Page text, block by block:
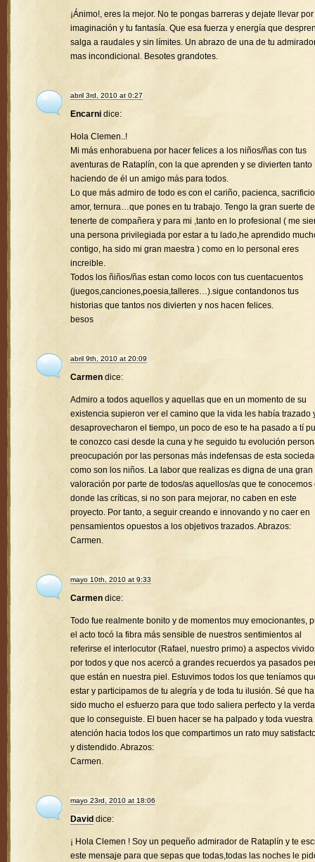
¡Ánimo!, eres la mejor. No te pongas barreras y dejate llevar por
imaginación y tu fantasía. Que esa fuerza y energía que
salga a raudales y sin límites. Un abrazo de una de tu
mas incondicional. Besotes grandotes.
abril 3rd, 2010 at 0:27
Encarni dice:
Hola Clemen..!
Mi más enhorabuena por hacer felices a los niños/ñas con tus
aventuras de Rataplín, con la que aprenden y se divierten tanto
haciendo de él un amigo más para todos.
Lo que más admiro de todo es con el cariño, pacienca,
amor, ternura…que pones en tu trabajo. Tengo la gran suerte de
tenerte de compañera y para mi ,tanto en lo profesional ( me
una persona privilegiada por estar a tu lado,he aprendido
contigo, ha sido mi gran maestra ) como en lo personal eres
increible.
Todos los ñiños/ñas estan como locos con tus cuentacuentos
(juegos,canciones,poesia,talleres…).sigue contandonos tus
historias que tantos nos divierten y nos hacen felices.
besos
abril 9th, 2010 at 20:09
Carmen dice:
Admiro a todos aquellos y aquellas que en un momento de su
existencia supieron ver el camino que la vida les había trazado
desaprovecharon el tiempo, un poco de eso te ha pasado a tí
te conozco casi desde la cuna y he seguido tu evolución
preocupación por las personas más indefensas de esta
como son los niños. La labor que realizas es digna de una gran
valoración por parte de todos/as aquellos/as que te conocemos
donde las críticas, si no son para mejorar, no caben en este
proyecto. Por tanto, a seguir creando e innovando y no caer en
pensamientos opuestos a los objetivos trazados. Abrazos:
Carmen.
mayo 10th, 2010 at 9:33
Carmen dice:
Todo fue realmente bonito y de momentos muy emocionantes,
el acto tocó la fibra más sensible de nuestros sentimientos al
referirse el interlocutor (Rafael, nuestro primo) a aspectos
por todos y que nos acercó a grandes recuerdos ya pasados
que están en nuestra piel. Estuvimos todos los que teníamos
estar y participamos de tu alegría y de toda tu ilusión. Sé que ha
sido mucho el esfuerzo para que todo saliera perfecto y la
que lo conseguiste. El buen hacer se ha palpado y toda vuestra
atención hacia todos los que compartimos un rato muy
y distendido. Abrazos:
Carmen.
mayo 23rd, 2010 at 18:06
David dice:
¡ Hola Clemen ! Soy un pequeño admirador de Rataplín y te
este mensaje para que sepas que todas,todas las noches le